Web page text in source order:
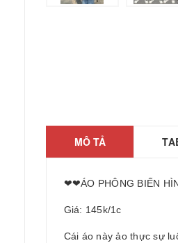
MÔ TẢ
❤❤ÁO PHÔNG BIẾN
Giá: 145k/1c
Cái áo này ảo thực sự
Thảm ngải cứu hàng
85.000₫
Lược, búa massage
T25061605
50.000₫